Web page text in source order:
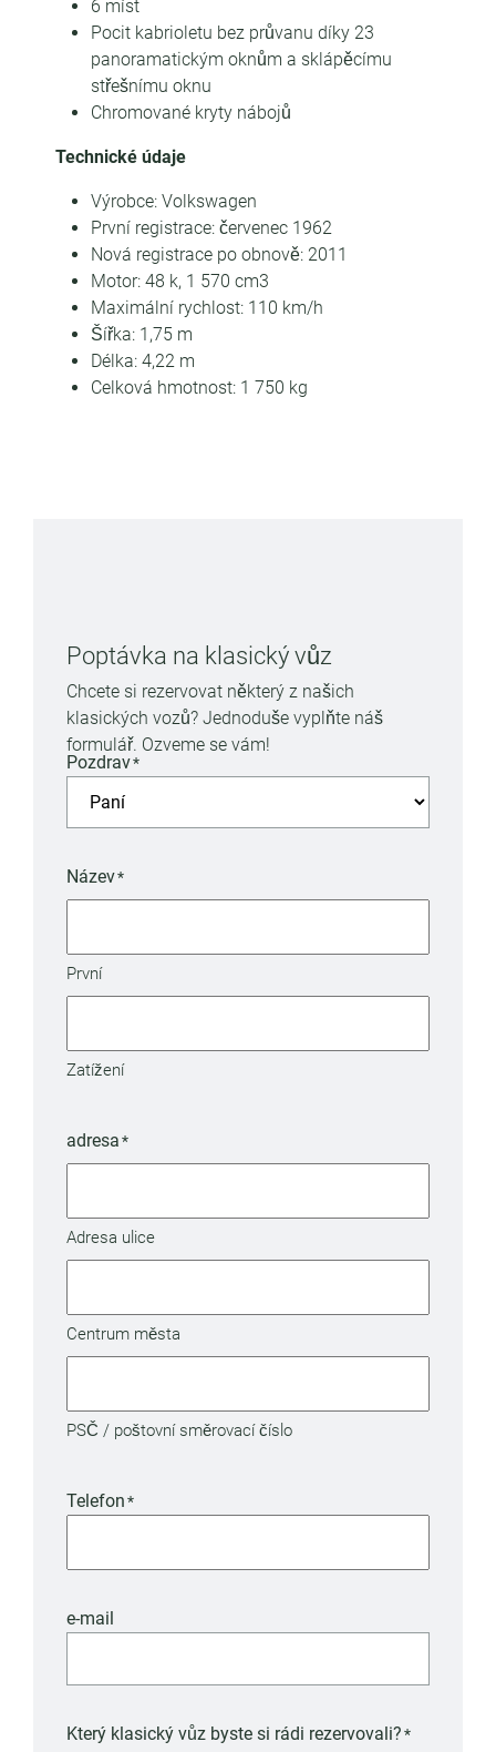
6 míst
Pocit kabrioletu bez průvanu díky 23
panoramatickým oknům a sklápěcímu
střešnímu oknu
Chromované kryty nábojů
Technické údaje
Výrobce: Volkswagen
První registrace: červenec 1962
Nová registrace po obnově: 2011
Motor: 48 k, 1 570 cm3
Maximální rychlost: 110 km/h
Šířka: 1,75 m
Délka: 4,22 m
Celková hmotnost: 1 750 kg
Poptávka na klasický vůz
Chcete si rezervovat některý z našich
klasických vozů? Jednoduše vyplňte náš
formulář. Ozveme se vám!
Pozdrav*
Název*
První
Zatížení
adresa*
Adresa ulice
Centrum města
PSČ / poštovní směrovací číslo
Telefon*
e-mail
Který klasický vůz byste si rádi rezervovali?*